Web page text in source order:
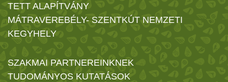
TETT ALAPÍTVÁNY
MÁTRAVEREBÉLY- SZENTKÚT NEMZETI
KEGYHELY
SZAKMAI PARTNEREINKNEK
TUDOMÁNYOS KUTATÁSOK